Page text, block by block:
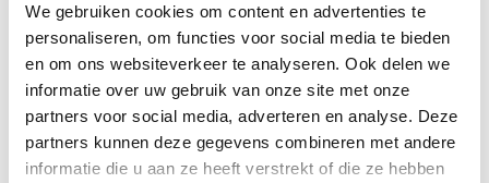
We gebruiken cookies om content en advertenties te
personaliseren, om functies voor social media te bieden
en om ons websiteverkeer te analyseren. Ook delen we
informatie over uw gebruik van onze site met onze
partners voor social media, adverteren en analyse. Deze
partners kunnen deze gegevens combineren met andere
informatie die u aan ze heeft verstrekt of die ze hebben